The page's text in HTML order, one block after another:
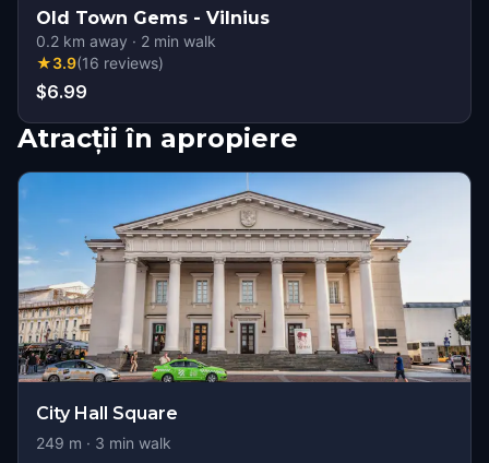
Old Town Gems - Vilnius
0.2 km away · 2 min walk
★3.9(16 reviews)
$6.99
Atracții în apropiere
City Hall Square
249 m · 3 min walk